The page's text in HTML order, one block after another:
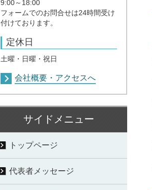
9:00～18:00
フォームでのお問合せは24時間受け
付けております。
定休日
土曜・日曜・祝日
会社概要・アクセスへ
サイドメニュー
トップページ
代表者メッセージ